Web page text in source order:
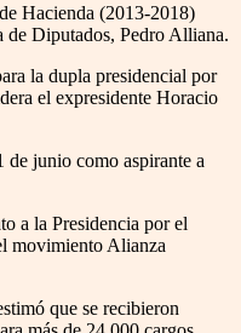
Hacienda (2013-2018)
de Diputados, Pedro Alliana.
la dupla presidencial por
el expresidente Horacio
de junio como aspirante a
a la Presidencia por el
movimiento Alianza
que se recibieron